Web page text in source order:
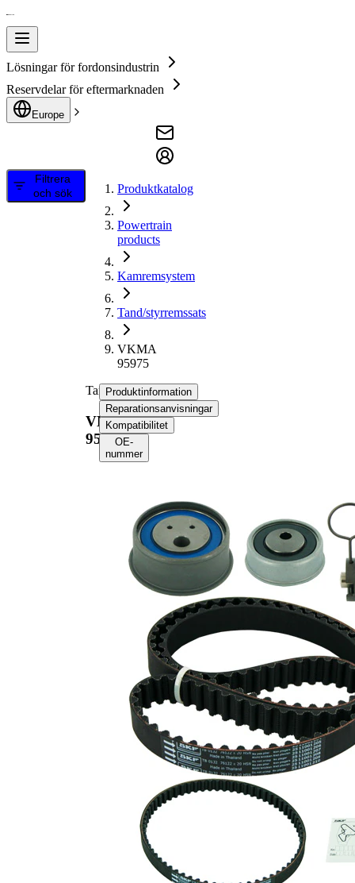
Lösningar för fordonsindustrin
Reservdelar för eftermarknaden
Europe
Filtrera
och sök
Produktkatalog
Powertrain
products
Kamremsystem
Tand/styrremssats
VKMA
95975
Tand/styrremssats
VKMA
95975
Produktinformation
Reparationsanvisningar
Kompatibilitet
OE-
nummer
Egenskap
Kuggantal 1
122
Kuggantal 2
65
Bredd 1
20 mm
Bredd 2
12,7 mm
Kompletteringsartikel/tilläggsinfo
med
spänndämpare,
med rundad
tandprofil
Produktlista
Artikelnamn
Artikelnummer Antal
Spännrulle,
tandrem
VKM 75613
Spännrulle,
VKM 75675
1
VKM 75677
Styrrulle,
kuggrem
Kuggrem
Kuggrem